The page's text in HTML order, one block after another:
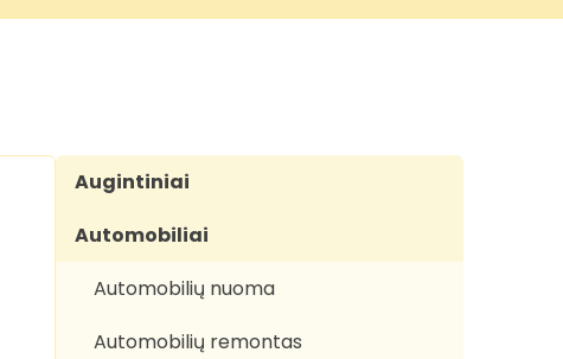
Augintiniai
Automobiliai
Automobilių nuoma
Automobilių remontas